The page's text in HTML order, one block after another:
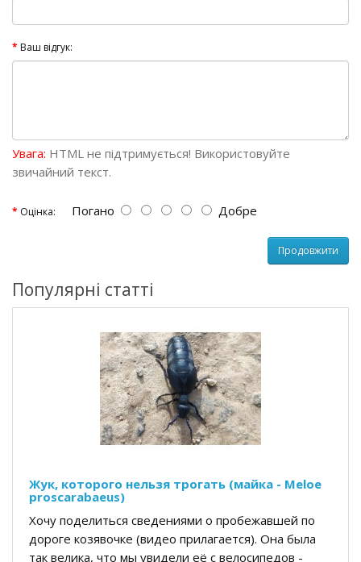
Ваш відгук:
Увага: HTML не підтримується! Використовуйте
звичайний текст.
Оцінка: Погано Добре
Продовжити
Популярні статті
Жук, которого нельзя трогать (майка - Meloe
proscarabaeus)
Хочу поделиться сведениями о пробежавшей по
дороге козявочке (видео прилагается). Она была
так велика, что мы увидели её с велосипедов -